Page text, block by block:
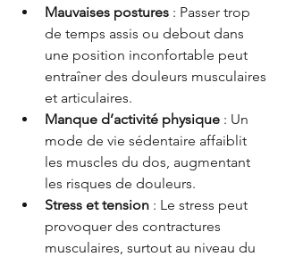
Mauvaises postures : Passer trop
de temps assis ou debout dans
une position inconfortable peut
entraîner des douleurs musculaires
et articulaires.
Manque d’activité physique : Un
mode de vie sédentaire affaiblit
les muscles du dos, augmentant
les risques de douleurs.
Stress et tension : Le stress peut
provoquer des contractures
musculaires, surtout au niveau du